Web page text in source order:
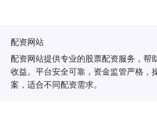
配资网站
配资网站提供专业的股票配资服务，帮
收益。平台安全可靠，资金监管严格，
案，适合不同配资需求。